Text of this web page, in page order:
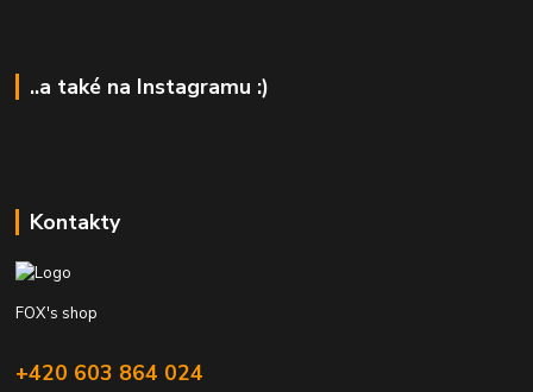
..a také na Instagramu :)
Kontakty
FOX's shop
+420 603 864 024